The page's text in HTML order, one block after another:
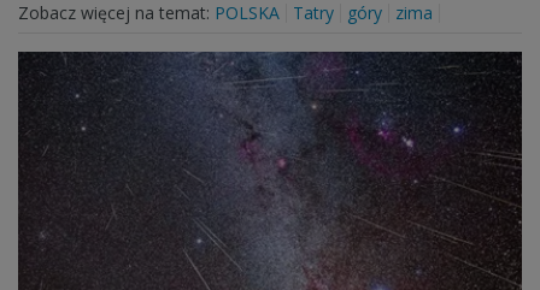
Zobacz więcej na temat: POLSKA Tatry góry zima